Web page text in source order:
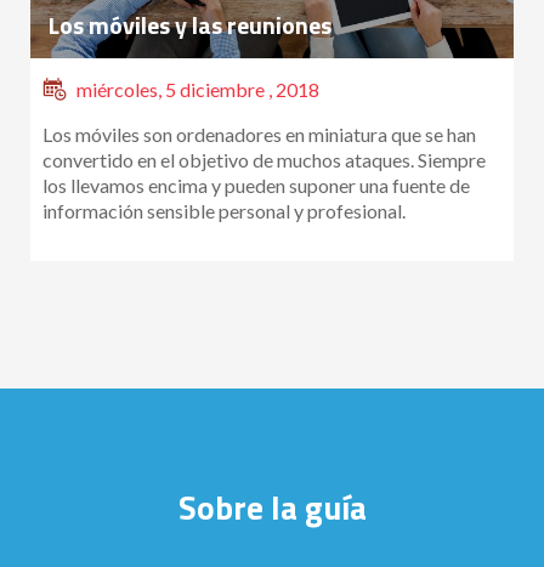
Los móviles y las reuniones
miércoles, 5 diciembre , 2018
Los móviles son ordenadores en miniatura que se han
convertido en el objetivo de muchos ataques. Siempre
los llevamos encima y pueden suponer una fuente de
información sensible personal y profesional.
Sobre la guía